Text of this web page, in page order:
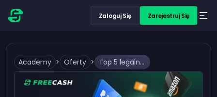
Zaloguj Się Zarejestruj Się
Academy > Oferty > Top 5 legalnych sposobów na darmowe rzuty w Board Kings